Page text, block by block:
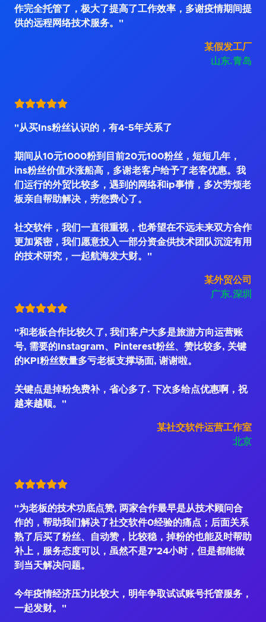
作完全托管了，极大了提高了工作效率，多谢疫情期间提
供的远程网络技术服务。"
某假发工厂
山东.青岛
"从买Ins粉丝认识的，有4~5年关系了
期间从10元1000粉到目前20元100粉丝，短短几年，
ins粉丝价值水涨船高，多谢老客户给予了老客优惠。我
们运行的外贸比较多，遇到的网络和ip事情，多次劳烦老
板亲自帮助解决，劳您费心了。
社交软件，我们一直很重视，也希望在不远未来双方合作
更加紧密，我们愿意投入一部分资金供技术团队沉淀有用
的技术研究，一起航海发大财。"
某外贸公司
广东.深圳
"和老板合作比较久了, 我们客户大多是旅游方向运营账
号, 需要的Instagram、Pinterest粉丝、赞比较多, 关键
的KPI粉丝数量多亏老板支撑场面, 谢谢啦。
关键点是掉粉免费补，省心多了. 下次多给点优惠啊，祝
越来越顺。"
某社交软件运营工作室
北京
"为老板的技术功底点赞, 两家合作最早是从技术顾问合
作的，帮助我们解决了社交软件0经验的痛点；后面关系
熟了后买了粉丝、自动赞，比较稳，掉粉的也能及时帮助
补上，服务态度可以，虽然不是7*24小时，但是都能做
到当天解决问题。
今年疫情经济压力比较大，明年争取试试账号托管服务，
一起发财。"